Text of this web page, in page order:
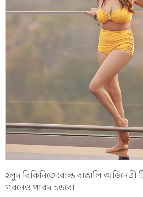
হলুদ বিকিনিতে বোল্ড বাঙালি অভিনেত্রী
গরমেও পারদ চড়বে।